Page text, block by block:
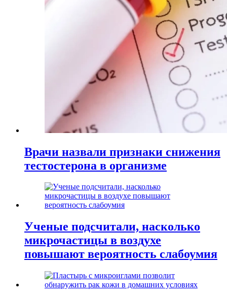
Врачи назвали признаки снижения
тестостерона в организме
Ученые подсчитали, насколько
микрочастицы в воздухе
повышают вероятность слабоумия